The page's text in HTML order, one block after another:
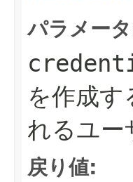
パラメー
を作成
れるユー
戻り値: